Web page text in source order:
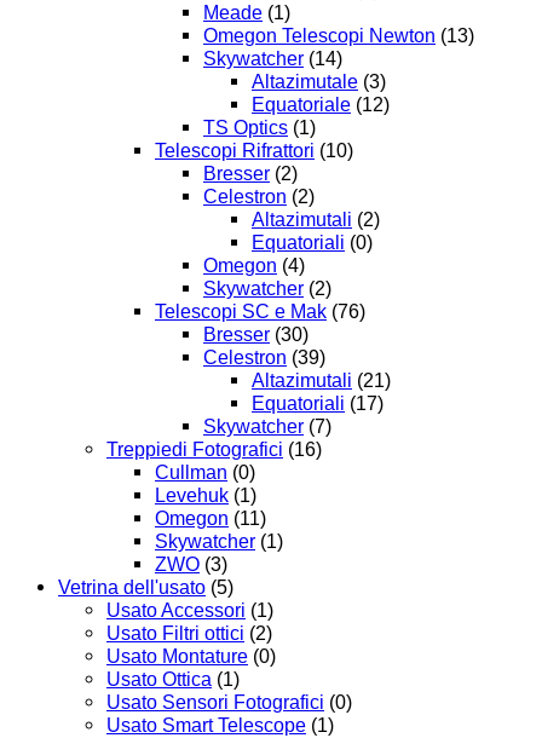
Meade (1)
Omegon Telescopi Newton (13)
Skywatcher (14)
Altazimutale (3)
Equatoriale (12)
TS Optics (1)
Telescopi Rifrattori (10)
Bresser (2)
Celestron (2)
Altazimutali (2)
Equatoriali (0)
Omegon (4)
Skywatcher (2)
Telescopi SC e Mak (76)
Bresser (30)
Celestron (39)
Altazimutali (21)
Equatoriali (17)
Skywatcher (7)
Treppiedi Fotografici (16)
Cullman (0)
Levehuk (1)
Omegon (11)
Skywatcher (1)
ZWO (3)
Vetrina dell'usato (5)
Usato Accessori (1)
Usato Filtri ottici (2)
Usato Montature (0)
Usato Ottica (1)
Usato Sensori Fotografici (0)
Usato Smart Telescope (1)